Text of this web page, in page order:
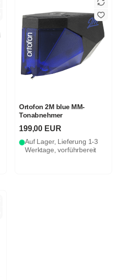
Ortofon 2M blue MM-
Tonabnehmer
199,00 EUR
Auf Lager, Lieferung 1-3
Werktage, vorführbereit